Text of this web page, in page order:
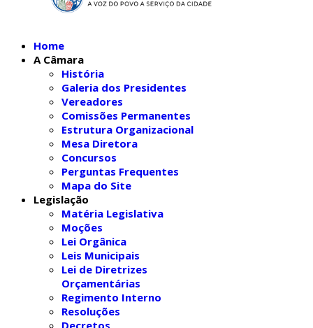
Home
A Câmara
História
Galeria dos Presidentes
Vereadores
Comissões Permanentes
Estrutura Organizacional
Mesa Diretora
Concursos
Perguntas Frequentes
Mapa do Site
Legislação
Matéria Legislativa
Moções
Lei Orgânica
Leis Municipais
Lei de Diretrizes
Orçamentárias
Regimento Interno
Resoluções
Decretos